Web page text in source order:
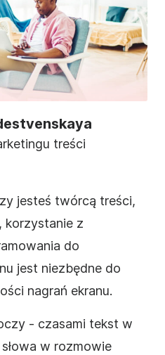
treści
jesteś twórcą treści,
korzystanie z
do
jest niezbędne do
nagrań ekranu.
- czasami tekst w
w rozmowie